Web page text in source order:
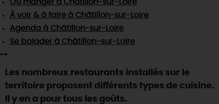
TOUTES LES ACTIVITÉS
Visitesgourmandesetcréatives
Vins etvignobles
Chic,une aire de pique-nique
Par ici lesguinguettes
La Route desMétiers d'Art
TOUT L'ART DE VIVRE
Des vacances auprès des animaux 🐎
(re)Découvrir les coulisses de la Faïencerie de
Gien !
Une saison de festivals 🎉
Rendez-vous de la nature en 2026
SE REPÉRER,SE DÉPLACER
INFOS & SERVICES
Où manger à Châtillon-sur-Loire
À voir & à faire à Châtillon-sur-Loire
Agenda à Châtillon-sur-Loire
Se balader à Châtillon-sur-Loire
Les nombreux restaurants installés sur le
territoire proposent différents types de cuisine.
Il y en a pour tous les goûts.